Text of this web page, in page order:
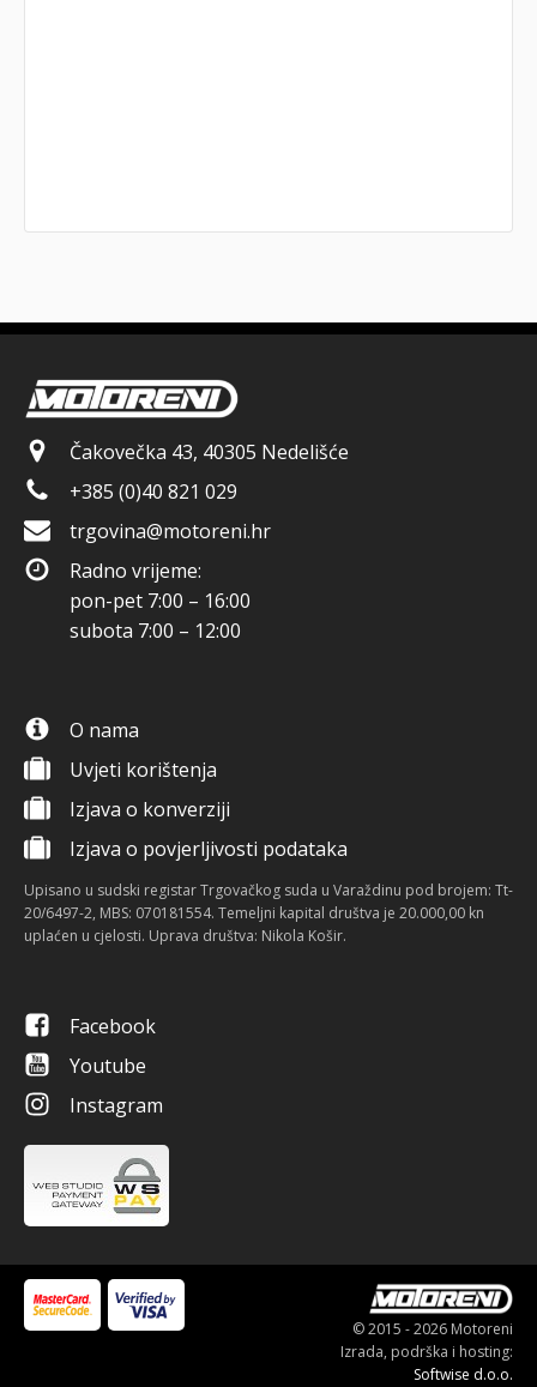
Čakovečka 43, 40305 Nedelišće
+385 (0)40 821 029
trgovina@motoreni.hr
Radno vrijeme:
pon-pet 7:00 – 16:00
subota 7:00 – 12:00
O nama
Uvjeti korištenja
Izjava o konverziji
Izjava o povjerljivosti podataka
Upisano u sudski registar Trgovačkog suda u Varaždinu pod brojem: Tt-
20/6497-2, MBS: 070181554. Temeljni kapital društva je 20.000,00 kn
uplaćen u cjelosti. Uprava društva: Nikola Košir.
Facebook
Youtube
Instagram
© 2015 - 2026 Motoreni
Izrada, podrška i hosting:
Softwise d.o.o.